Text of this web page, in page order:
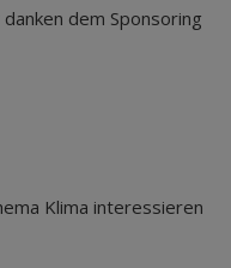
dem Sponsoring
Klima interessieren